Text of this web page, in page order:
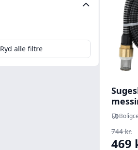
Ryd alle filtre
m
744 kr.
469